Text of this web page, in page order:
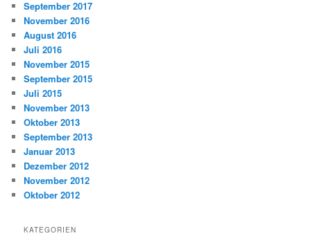
September 2017
November 2016
August 2016
Juli 2016
November 2015
September 2015
Juli 2015
November 2013
Oktober 2013
September 2013
Januar 2013
Dezember 2012
November 2012
Oktober 2012
KATEGORIEN